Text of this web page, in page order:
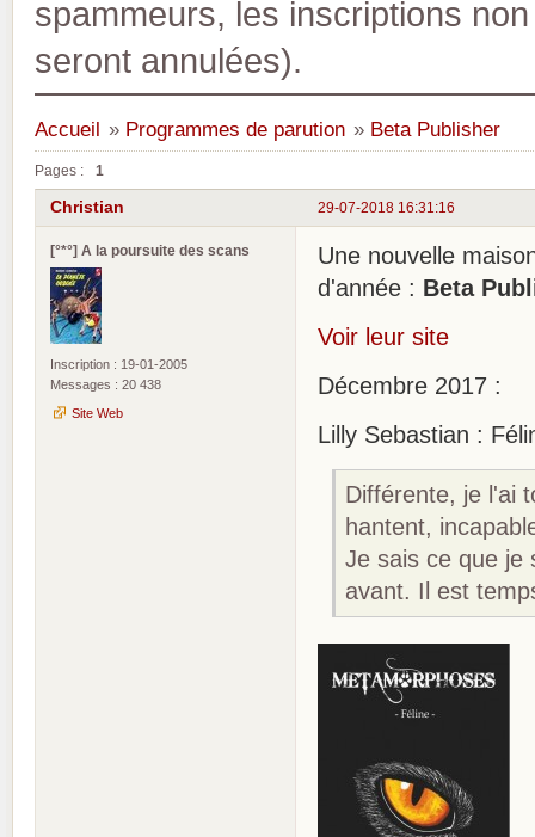
spammeurs, les inscriptions
seront annulées).
Accueil » Programmes de parution » Beta Publisher
Pages : 1
29-07-2018 16:31:16
Christian
[°*°] A la poursuite des scans
Inscription : 19-01-2005
Messages : 20 438
Site Web
Une nouvelle
d'année : Beta
Voir leur site
Décembre 2017 :
Lilly Sebastian :
Différente, je l'ai
hantent,
Je sais ce que je
avant. Il est